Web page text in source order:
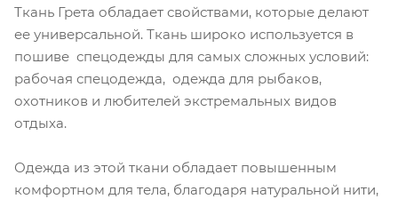
Ткань Грета обладает свойствами, которые делают
ее универсальной. Ткань широко используется в
пошиве спецодежды для самых сложных условий:
рабочая спецодежда, одежда для рыбаков,
охотников и любителей экстремальных видов
отдыха.
Одежда из этой ткани обладает повышенным
комфортном для тела, благодаря натуральной нити,